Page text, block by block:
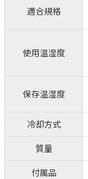
適合規格
使用温湿度
保存温湿度
冷却方式
質量
付属品